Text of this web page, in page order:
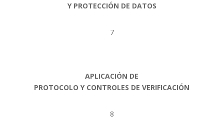
Y PROTECCIÓN DE DATOS
7
APLICACIÓN DE
PROTOCOLO Y CONTROLES DE VERIFICACIÓN
8